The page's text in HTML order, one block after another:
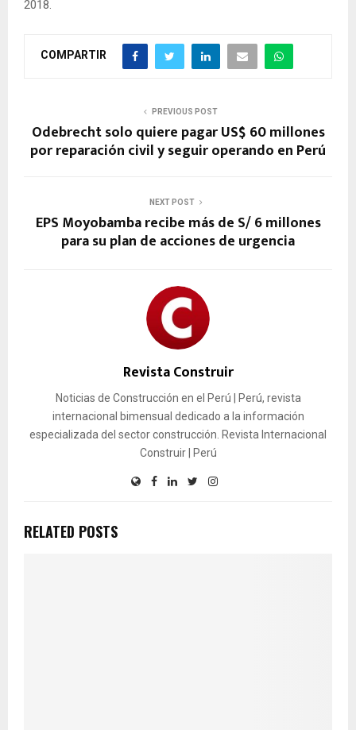
2018.
COMPARTIR
PREVIOUS POST
Odebrecht solo quiere pagar US$ 60 millones
por reparación civil y seguir operando en Perú
NEXT POST
EPS Moyobamba recibe más de S/ 6 millones
para su plan de acciones de urgencia
Revista Construir
Noticias de Construcción en el Perú | Perú, revista
internacional bimensual dedicado a la información
especializada del sector construcción. Revista Internacional
Construir | Perú
RELATED POSTS